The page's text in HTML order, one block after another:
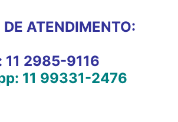
ATENDIMENTO:
11 2985-9116
11 99331-2476